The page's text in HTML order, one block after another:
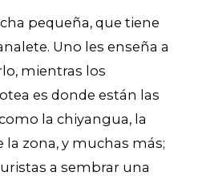
pequeña, que tiene
Uno les enseña a
mientras los
es donde están las
la chiyangua, la
la zona, y muchas más;
a sembrar una